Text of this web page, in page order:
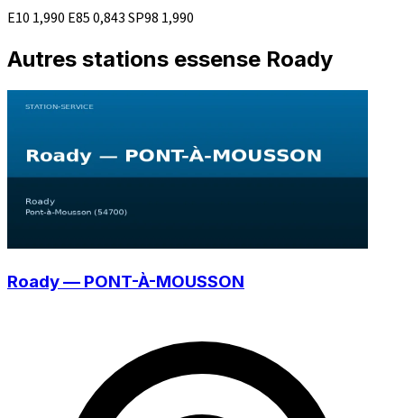
E10 1,990 E850,843SP98 1,990
Autres stations essense Roady
Roady — PONT-À-MOUSSON